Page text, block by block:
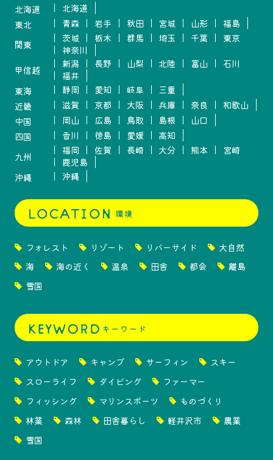
北海道
北海道
東北
青森 岩手 秋田 宮城 山形
福島
関東
茨城 栃木 群馬 埼玉 千葉
東京
神奈川
甲信越
新潟 長野 山梨 北陸 富山
石川
福井
東海
静岡 愛知 岐阜
三重
近畿
滋賀 京都 大阪 兵庫 奈良
和歌山
中国
岡山 広島 鳥取 島根
山口
四国
香川 徳島 愛媛
高知
九州
福岡 佐賀 長崎 大分 熊本
宮崎
鹿児島
沖縄
沖縄
フォレスト リゾート リバーサイド
大自然
海
海の近く 温泉 田舎 都会
離島
雪国
アウトドア キャンプ サーフィン
スキー
スローライフ
ダイビング
ファーマー
フィッシング
マリンスポーツ
ものづくり
林業
森林 田舎暮らし 軽井沢市
農業
雪国